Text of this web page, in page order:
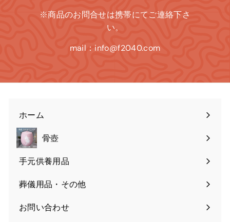
※商品のお問合せは携帯にてご連絡下さ
い。
mail：info@f2040.com
ホーム
骨壺
手元供養用品
葬儀用品・その他
お問い合わせ